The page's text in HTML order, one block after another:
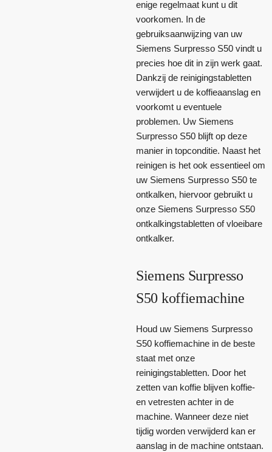
enige regelmaat kunt u dit
voorkomen. In de
gebruiksaanwijzing van uw
Siemens Surpresso S50 vindt u
precies hoe dit in zijn werk gaat.
Dankzij de reinigingstabletten
verwijdert u de koffieaanslag en
voorkomt u eventuele
problemen. Uw Siemens
Surpresso S50 blijft op deze
manier in topconditie. Naast het
reinigen is het ook essentieel om
uw Siemens Surpresso S50 te
ontkalken, hiervoor gebruikt u
onze Siemens Surpresso S50
ontkalkingstabletten of vloeibare
ontkalker.
Siemens Surpresso
S50 koffiemachine
Houd uw Siemens Surpresso
S50 koffiemachine in de beste
staat met onze
reinigingstabletten. Door het
zetten van koffie blijven koffie-
en vetresten achter in de
machine. Wanneer deze niet
tijdig worden verwijderd kan er
aanslag in de machine ontstaan.